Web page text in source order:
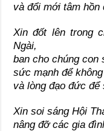
và đổi mới tâm hồn
Xin đốt lên trong
Ngài,
ban cho chúng con
sức mạnh để
và lòng đạo đức để
Xin soi sáng Hội
nâng đỡ các gia